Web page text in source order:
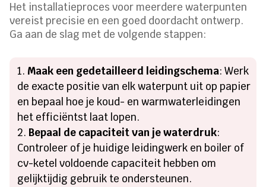
Het installatieproces voor meerdere waterpunten
vereist precisie en een goed doordacht ontwerp.
Ga aan de slag met de volgende stappen:
Maak een gedetailleerd leidingschema: Werk
de exacte positie van elk waterpunt uit op papier
en bepaal hoe je koud- en warmwaterleidingen
het efficiëntst laat lopen.
Bepaal de capaciteit van je waterdruk:
Controleer of je huidige leidingwerk en boiler of
cv-ketel voldoende capaciteit hebben om
gelijktijdig gebruik te ondersteunen.